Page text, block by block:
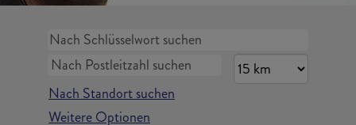
Nach Standort suchen
Weitere Optionen